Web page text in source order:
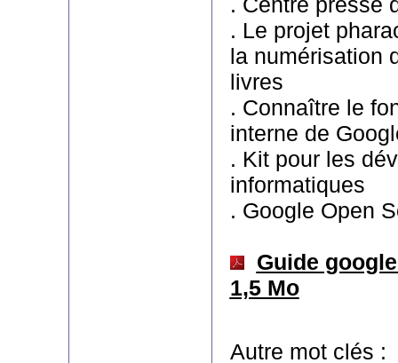
. Le projet
la numérisation
livres
. Connaître le
interne de
. Kit pour les
informatiques
. Google Open
Guide
1,5 Mo
Autre mot clés :